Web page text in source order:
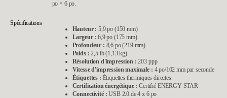
po × 6 po.
Spécifications
Hauteur : 5,9 po (150 mm)
Largeur : 6,9 po (175 mm)
Profondeur : 8,6 po (219 mm)
Poids : 2,5 lb (1,13 kg)
Résolution d'impression : 203 ppp
Vitesse d'impression maximale : 4 po/102 mm par seconde
Étiquettes : Étiquettes thermiques directes
Certification énergétique : Certifié ENERGY STAR
Connectivité : USB 2.0 de 4 x 6 po